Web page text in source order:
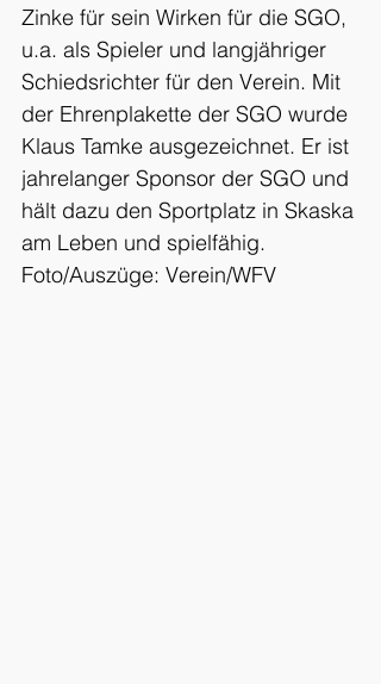
Zinke für sein Wirken für die SGO,
u.a. als Spieler und langjähriger
Schiedsrichter für den Verein. Mit
der Ehrenplakette der SGO wurde
Klaus Tamke ausgezeichnet. Er ist
jahrelanger Sponsor der SGO und
hält dazu den Sportplatz in Skaska
am Leben und spielfähig.
Foto/Auszüge: Verein/WFV